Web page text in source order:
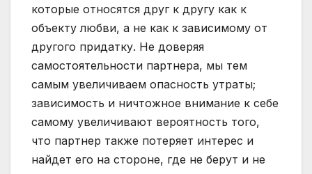
которые относятся друг к другу как к
объекту любви, а не как к зависимому от
другого придатку. Не доверяя
самостоятельности партнера, мы тем
самым увеличиваем опасность утраты;
зависимость и ничтожное внимание к себе
самому увеличивают вероятность того,
что партнер также потеряет интерес и
найдет его на стороне, где не берут и не